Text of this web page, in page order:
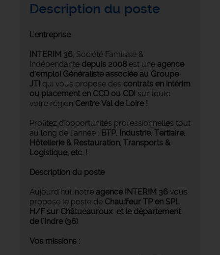
Description du poste
L'entreprise
INTERIM 36, Société Familiale &
Indépendante depuis 2008,est une agence
d'emploi Généraliste associée au Groupe
JTI qui vous propose des contrats en intérim
ou placement en CCD ou CDI sur toute
votre région Centre Val de Loire !
Profitez d'opportunités professionnelles tout
au long de l'année : BTP, Industrie, Tertiaire,
Hôtellerie & Restauration, Transports &
Logistique, etc. !
Description du poste
Aujourd'hui, notre agence INTERIM 36 vous
propose le poste de Chauffeur TP en SPL
H/F sur Châtueauroux et le département
de l'Indre (36)
Vos missions :